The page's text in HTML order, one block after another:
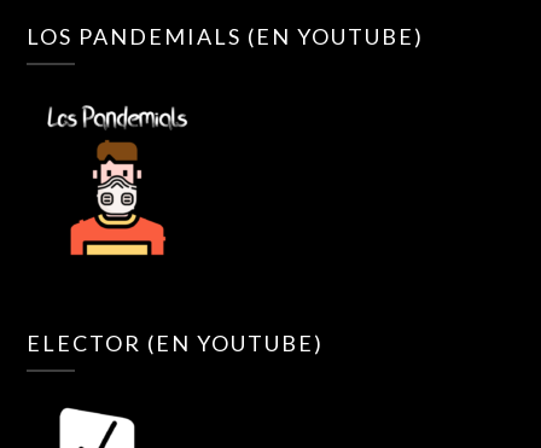
LOS PANDEMIALS (EN YOUTUBE)
ELECTOR (EN YOUTUBE)